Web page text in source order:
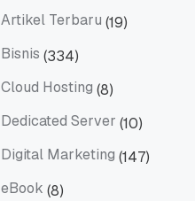
Artikel Terbaru (19)
Bisnis (334)
Cloud Hosting (8)
Dedicated Server (10)
Digital Marketing (147)
eBook (8)